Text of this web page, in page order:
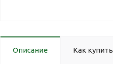
Описание Как купить